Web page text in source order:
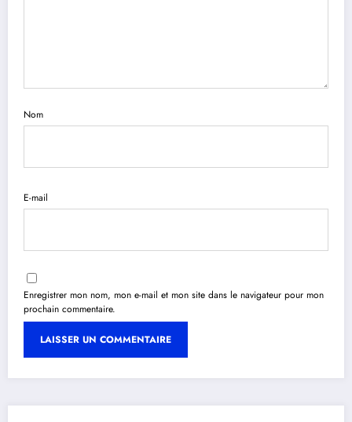
Nom
E-mail
Enregistrer mon nom, mon e-mail et mon site dans le navigateur pour mon
prochain commentaire.